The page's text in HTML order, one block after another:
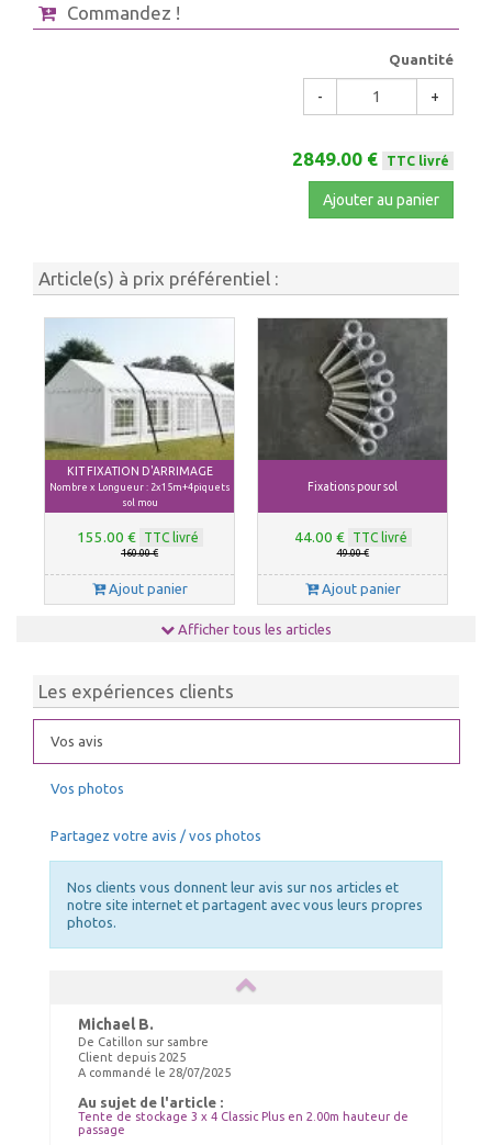
Commandez !
Quantité
- +
2849.00 € TTC livré
Ajouter au panier
Article(s) à prix préférentiel :
KIT FIXATION D'ARRIMAGE
Nombre x Longueur : 2x15m+4piquets
sol mou
155.00 € TTC livré
160.00 €
Ajout panier
Fixations pour sol
44.00 € TTC livré
49.00 €
Ajout panier
NETTOYANT PVC
39.00 € TTC livré
43.00 €
Ajout panier
150.00 €
Ajout panier
ELASTIQUES LONGS
Choix Coloris : Blanc, Quantités : 50
Afficher tous les articles
Les expériences clients
Vos avis
Vos photos
Partagez votre avis / vos photos
Nos clients vous donnent leur avis sur nos articles et
notre site internet et partagent avec vous leurs propres
photos.
Michael B.
De Catillon sur sambre
Client depuis 2025
A commandé le 28/07/2025
Au sujet de l'article :
Tente de stockage 3 x 4 Classic Plus en 2.00m hauteur de
passage